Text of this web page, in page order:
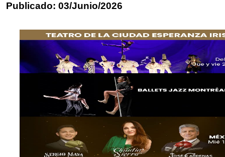
Publicado: 03/Junio/2026